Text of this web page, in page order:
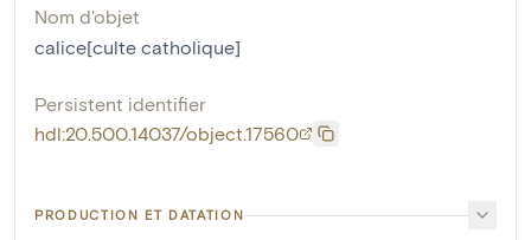
Nom d'objet
calice[culte catholique]
Persistent identifier
hdl:20.500.14037/object.17560
PRODUCTION ET DATATION